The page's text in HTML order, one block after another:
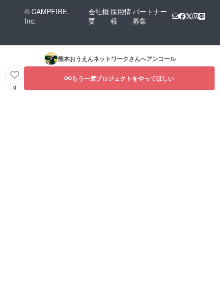
© CAMPFIRE,
Inc.
会社概
要
採用情
報
パートナー
募集
熊本おうえんネットワークさんへアンコール
0
もう一度プロジェクトをやってほしい